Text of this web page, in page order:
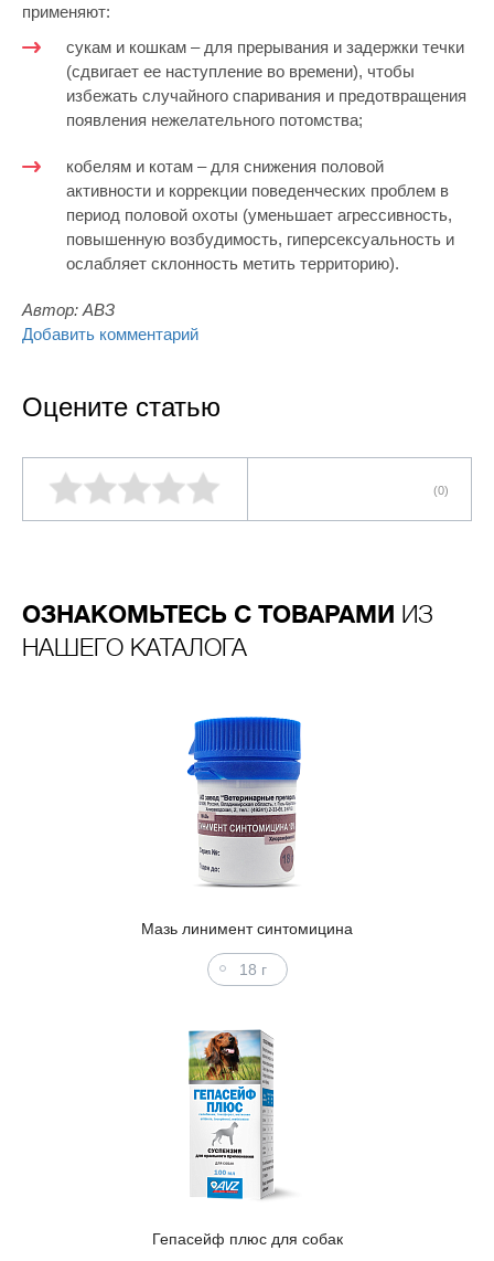
применяют:
сукам и кошкам – для прерывания и задержки течки
(сдвигает ее наступление во времени), чтобы
избежать случайного спаривания и предотвращения
появления нежелательного потомства;
кобелям и котам – для снижения половой
активности и коррекции поведенческих проблем в
период половой охоты (уменьшает агрессивность,
повышенную возбудимость, гиперсексуальность и
ослабляет склонность метить территорию).
Автор: АВЗ
Добавить комментарий
Оцените статью
(0)
ОЗНАКОМЬТЕСЬ С ТОВАРАМИ ИЗ
НАШЕГО КАТАЛОГА
Мазь линимент синтомицина
18 г
Гепасейф плюс для собак